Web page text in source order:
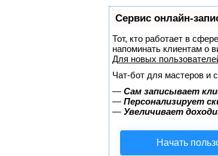
Сервис онлайн-
Тот, кто работает в
напоминать клиентам о
Для новых
Чат-бот для мастеров и
— Сам записывает
— Персонализирует
— Увеличивает
Начать